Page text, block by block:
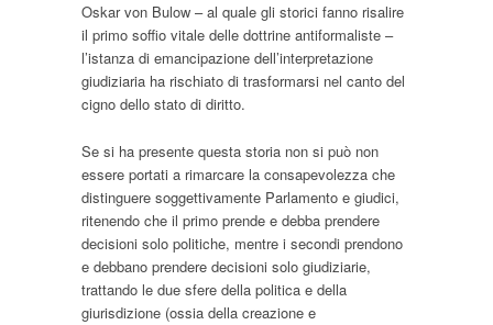
Oskar von Bulow – al quale gli storici fanno risalire
il primo soffio vitale delle dottrine antiformaliste –
l’istanza di emancipazione dell’interpretazione
giudiziaria ha rischiato di trasformarsi nel canto del
cigno dello stato di diritto.
Se si ha presente questa storia non si può non
essere portati a rimarcare la consapevolezza che
distinguere soggettivamente Parlamento e giudici,
ritenendo che il primo prende e debba prendere
decisioni solo politiche, mentre i secondi prendono
e debbano prendere decisioni solo giudiziarie,
trattando le due sfere della politica e della
giurisdizione (ossia della creazione e